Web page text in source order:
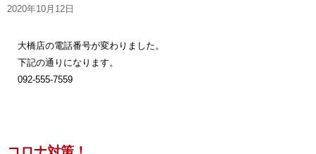
2020年10月12日
大橋店の電話番号が変わりました。
下記の通りになります。
092-555-7559